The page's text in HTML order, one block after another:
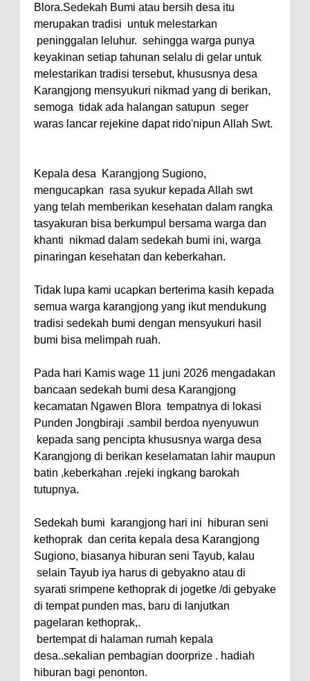
Blora.Sedekah Bumi atau bersih desa itu
merupakan tradisi untuk melestarkan
peninggalan leluhur. sehingga warga punya
keyakinan setiap tahunan selalu di gelar untuk
melestarikan tradisi tersebut, khususnya desa
Karangjong mensyukuri nikmad yang di berikan,
semoga tidak ada halangan satupun seger
waras lancar rejekine dapat rido'nipun Allah Swt.
Kepala desa Karangjong Sugiono,
mengucapkan rasa syukur kepada Allah swt
yang telah memberikan kesehatan dalam rangka
tasyakuran bisa berkumpul bersama warga dan
khanti nikmad dalam sedekah bumi ini, warga
pinaringan kesehatan dan keberkahan.
Tidak lupa kami ucapkan berterima kasih kepada
semua warga karangjong yang ikut mendukung
tradisi sedekah bumi dengan mensyukuri hasil
bumi bisa melimpah ruah.
Pada hari Kamis wage 11 juni 2026 mengadakan
bancaan sedekah bumi desa Karangjong
kecamatan Ngawen Blora tempatnya di lokasi
Punden Jongbiraji .sambil berdoa nyenyuwun
kepada sang pencipta khususnya warga desa
Karangjong di berikan keselamatan lahir maupun
batin ,keberkahan .rejeki ingkang barokah
tutupnya.
Sedekah bumi karangjong hari ini hiburan seni
kethoprak dan cerita kepala desa Karangjong
Sugiono, biasanya hiburan seni Tayub, kalau
selain Tayub iya harus di gebyakno atau di
syarati srimpene kethoprak di jogetke /di gebyake
di tempat punden mas, baru di lanjutkan
pagelaran kethoprak,.
bertempat di halaman rumah kepala
desa..sekalian pembagian doorprize . hadiah
hiburan bagi penonton.